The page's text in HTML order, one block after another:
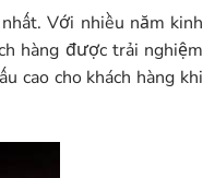
Với nhiều năm kinh
hàng được trải nghiệm
cao cho khách hàng khi